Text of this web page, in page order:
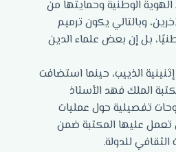
الوطنية وحمايتها من
وبالتالي يكون ترميم
بل إن بعض علماء الدين
الذييب، حينما استضافت
الملك فهد الأستاذ
تفصيلية حول عمليات
تعمل عليها المكتبة ضمن
للدولة.